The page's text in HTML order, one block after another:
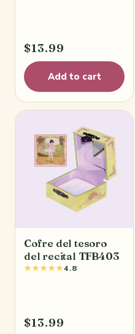
$13.99
Add to cart
Cofre del tesoro
del recital TFB403
★★★★★4.8
$13.99